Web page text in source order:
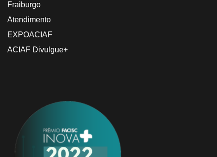
Fraiburgo
Atendimento
EXPOACIAF
ACIAF Divulgue+